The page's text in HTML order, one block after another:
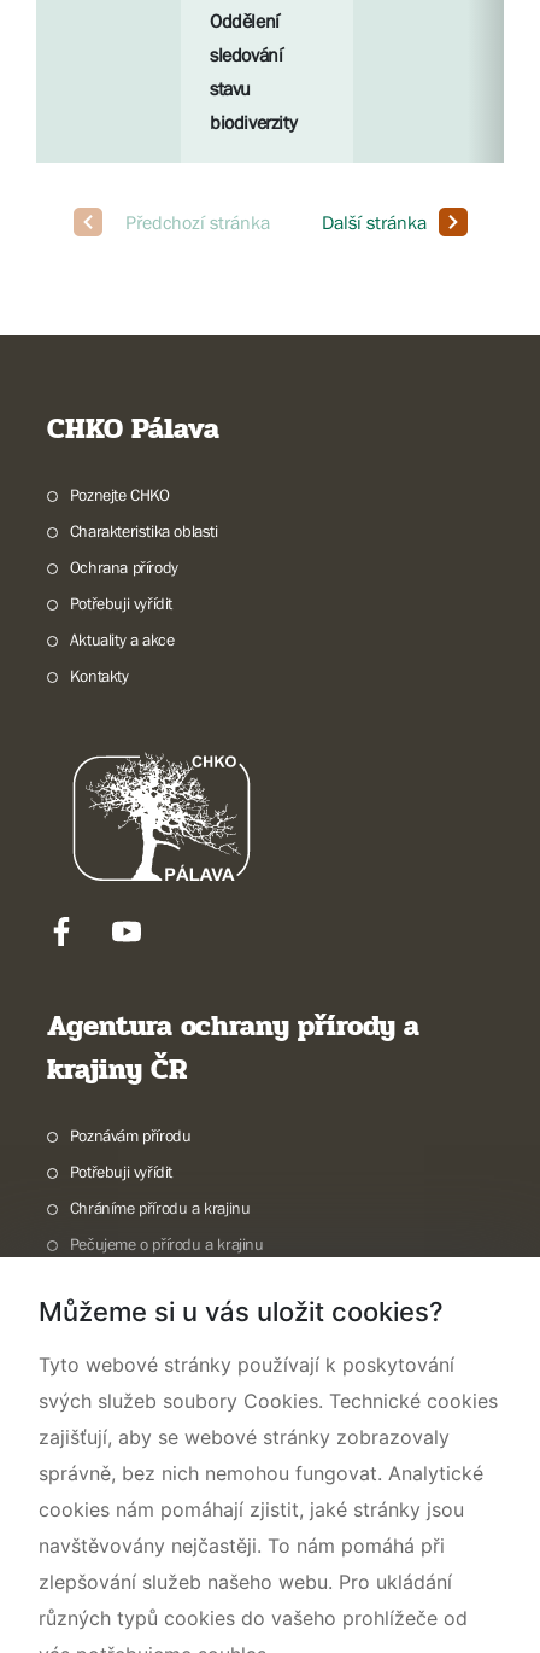
Oddělení
sledování
stavu
biodiverzity
CHKO Pálava
Poznejte CHKO
Charakteristika oblasti
Ochrana přírody
Potřebuji vyřídit
Aktuality a akce
Kontakty
Agentura ochrany přírody a
krajiny ČR
Poznávám přírodu
Potřebuji vyřídit
Chráníme přírodu a krajinu
Pečujeme o přírodu a krajinu
O nás
Můžeme si u vás uložit cookies?
Tyto webové stránky používají k poskytování
svých služeb soubory Cookies. Technické cookies
zajišťují, aby se webové stránky zobrazovaly
správně, bez nich nemohou fungovat. Analytické
cookies nám pomáhají zjistit, jaké stránky jsou
navštěvovány nejčastěji. To nám pomáhá při
zlepšování služeb našeho webu. Pro ukládání
různých typů cookies do vašeho prohlížeče od